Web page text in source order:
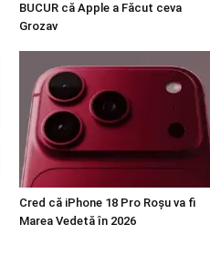
BUCUR că Apple a Făcut ceva
Grozav
Cred că iPhone 18 Pro Roșu va fi
Marea Vedetă în 2026